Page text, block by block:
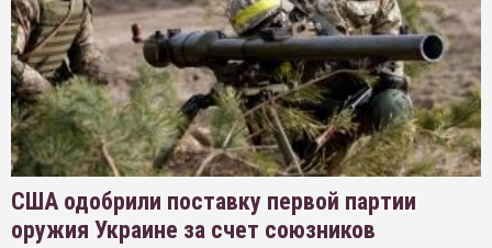
США одобрили поставку первой партии
оружия Украине за счет союзников